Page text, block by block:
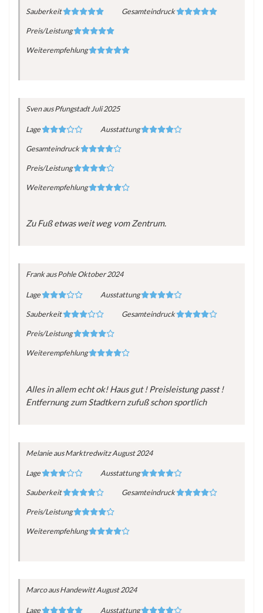
Sauberkeit Gesamteindruck
Preis/Leistung
Weiterempfehlung
Svenaus Pfungstadt Juli 2025
Lage Ausstattung
Gesamteindruck
Preis/Leistung
Weiterempfehlung
Zu Fuß etwas weit weg vom Zentrum.
Frankaus Pohle Oktober 2024
Lage Ausstattung
Sauberkeit Gesamteindruck
Preis/Leistung
Weiterempfehlung
Alles in allem echt ok! Haus gut ! Preisleistung passt !
Entfernung zum Stadtkern zufuß schon sportlich
Melanie aus Marktredwitz August 2024
Lage Ausstattung
Sauberkeit Gesamteindruck
Preis/Leistung
Weiterempfehlung
Marcoaus HandewittAugust 2024
Lage Ausstattung